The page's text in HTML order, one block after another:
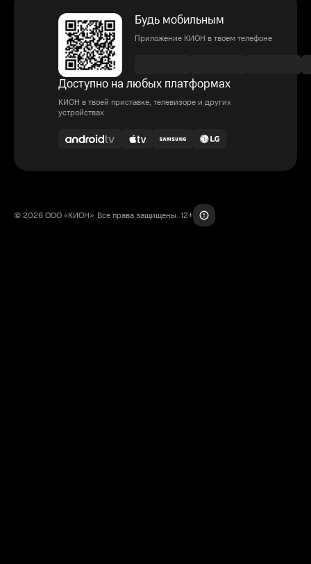
Будь мобильным
Приложение КИОН в твоем телефоне
Доступно на любых платформах
КИОН в твоей приставке, телевизоре и других
устройствах
© 2026 ООО «КИОН». Все права защищены. 12+